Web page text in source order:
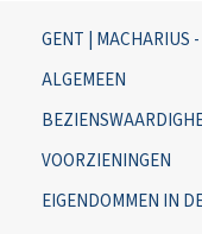
GENT | MACHARIUS
ALGEMEEN
VOORZIENINGEN
EIGENDOMMEN IN